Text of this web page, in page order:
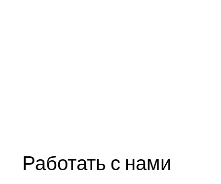
Работать с нами